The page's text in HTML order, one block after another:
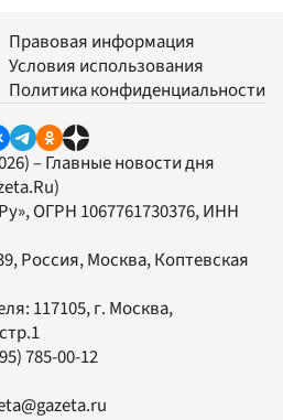
Правовая информация
Условия использования
Политика конфиденциальности
– Главные новости дня
, ОГРН 1067761730376, ИНН
Россия, Москва, Коптевская
117105, г. Москва,
785-00-12